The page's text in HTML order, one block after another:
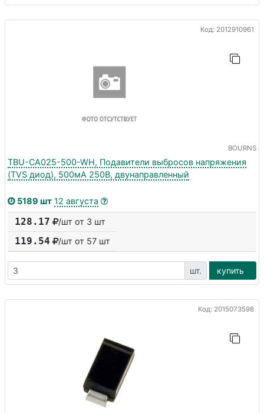
Код: 2012910961
BOURNS
TBU-CA025-500-WH, Подавители выбросов напряжения
(TVS диод), 500мА 250В, двунаправленный
5189 шт 12 августа
128.17 /шт от 3 шт
119.54 /шт от 57 шт
шт. купить
Код: 2015073598